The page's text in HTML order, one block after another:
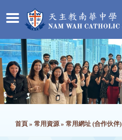
首頁 » 常用資源» 常用網址 (合作伙伴)